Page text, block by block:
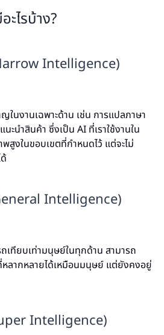
ะไรบ้าง?
Intelligence)
ในงานเฉพาะด้าน เช่น การแปลภาษา
ะนำสินค้า ซึ่งเป็น AI ที่เราใช้งานใน
สูงในขอบเขตที่กำหนดไว้ แต่จะไม่
Intelligence)
เทียบเท่ามนุษย์ในทุกด้าน สามารถ
หลากหลายได้เหมือนมนุษย์ แต่ยังคงอยู่
Intelligence)